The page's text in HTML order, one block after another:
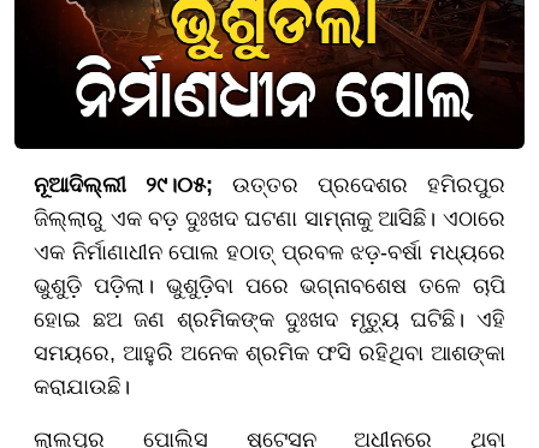
ନୂଆଦିଲ୍ଲୀ ୨୯।୦୫; ଉତ୍ତର ପ୍ରଦେଶର ହମିରପୁର
ଜିଲ୍ଲାରୁ ଏକ ବଡ଼ ଦୁଃଖଦ ଘଟଣା ସାମ୍ନାକୁ ଆସିଛି। ଏଠାରେ
ଏକ ନିର୍ମାଣାଧୀନ ପୋଲ ହଠାତ୍ ପ୍ରବଳ ଝଡ଼-ବର୍ଷା ମଧ୍ୟରେ
ଭୁଶୁଡ଼ି ପଡ଼ିଲା। ଭୁଶୁଡ଼ିବା ପରେ ଭଗ୍ନାବଶେଷ ତଳେ ଚାପି
ହୋଇ ଛଅ ଜଣ ଶ୍ରମିକଙ୍କ ଦୁଃଖଦ ମୃତ୍ୟୁ ଘଟିଛି। ଏହି
ସମୟରେ, ଆହୁରି ଅନେକ ଶ୍ରମିକ ଫସି ରହିଥିବା ଆଶଙ୍କା
କରାଯାଉଛି।
ଲାଲପୁର ପୋଲିସ ଷ୍ଟେସନ ଅଧୀନରେ ଥିବା